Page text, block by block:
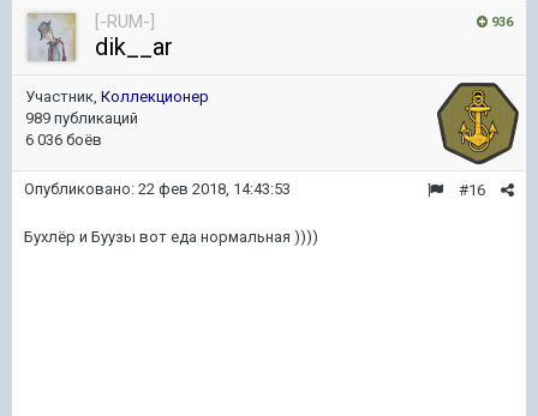
936
[-RUM-]
dik__ar
Участник, Коллекционер
989 публикаций
6 036 боёв
#16
Опубликовано: 22 фев 2018, 14:43:53
Бухлёр и Буузы вот еда нормальная ))))